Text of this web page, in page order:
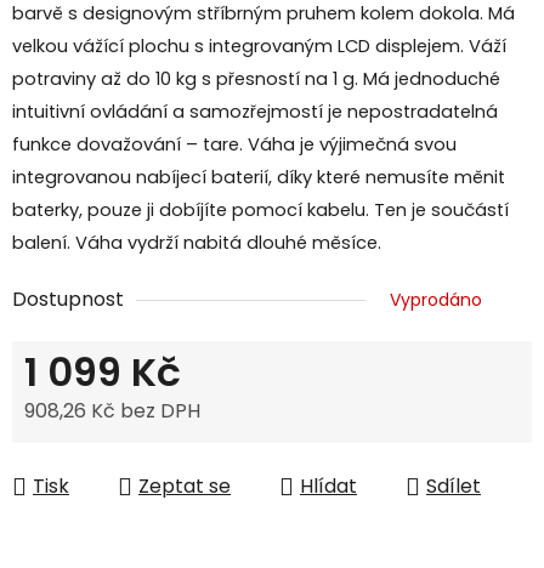
barvě s designovým stříbrným pruhem kolem dokola. Má
velkou vážící plochu s integrovaným LCD displejem. Váží
potraviny až do 10 kg s přesností na 1 g. Má jednoduché
intuitivní ovládání a samozřejmostí je nepostradatelná
funkce dovažování – tare. Váha je výjimečná svou
integrovanou nabíjecí baterií, díky které nemusíte měnit
baterky, pouze ji dobíjíte pomocí kabelu. Ten je součástí
balení. Váha vydrží nabitá dlouhé měsíce.
Dostupnost Vyprodáno
1 099 Kč
908,26 Kč bez DPH
Tisk
Zeptat se Hlídat Sdílet